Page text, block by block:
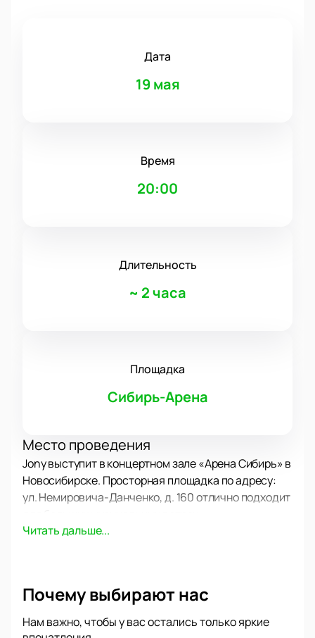
Дата
19 мая
Время
20:00
Длительность
~ 2 часа
Площадка
Сибирь-Арена
Место проведения
Jony выступит в концертном зале «Арена Сибирь» в
Новосибирске. Просторная площадка по адресу:
ул. Немировича-Данченко, д. 160 отлично подходит
современной российской сцены. Его песни нашли
отклик у многих благодаря узнаваемому тембру и
запоминающимся мелодиям. Композиции
Читать дальше...
Почему выбирают нас
Нам важно, чтобы у вас остались только яркие